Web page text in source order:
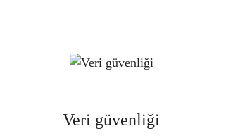
Veri güvenliği